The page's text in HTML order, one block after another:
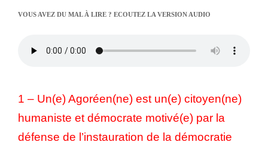
VOUS AVEZ DU MAL À LIRE ? ECOUTEZ LA VERSION AUDIO
1 – Un(e) Agoréen(ne) est un(e) citoyen(ne)
humaniste et démocrate motivé(e) par la
défense de l’instauration de la démocratie